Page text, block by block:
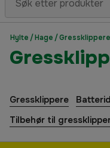
Hylte /Hage /
Gressklippere
Tilbehør til